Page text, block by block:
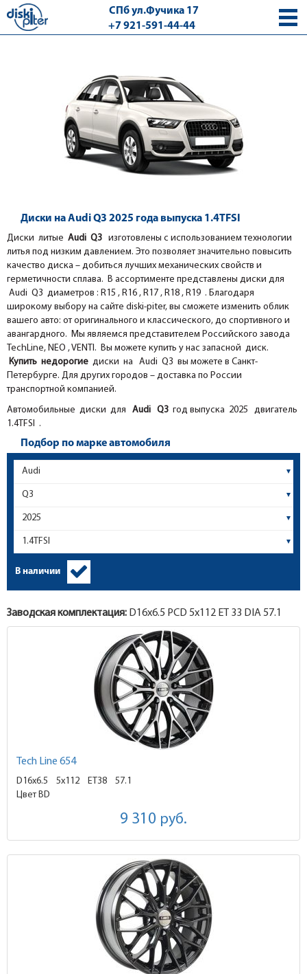
СПб ул.Фучика 17
+7 921-591-44-44
Диски на Audi Q3 2025 года выпуска 1.4TFSI
Диски литые Audi Q3 изготовлены с использованием технологии
литья под низким давлением. Это позволяет значительно повысить
качество диска – добиться лучших механических свойств и
герметичности сплава. В ассортименте представлены диски для
Audi Q3 диаметров : R15 , R16 , R17 , R18 , R19 . Благодаря
широкому выбору на сайте diski-piter, вы сможете изменить облик
вашего авто: от оригинального и классического, до спортивного и
авангардного. Мы являемся представителем Российского завода
TechLine, NEO , VENTI. Вы можете купить у нас запасной диск.
Купить недорогие диски на Audi Q3 вы можете в Санкт-
Петербурге. Для других городов – доставка по России
транспортной компанией.
Автомобильные диски для
Audi Q3 год выпуска 2025 двигатель
1.4TFSI .
Подбор по марке автомобиля
В наличии
Заводская комплектация: D16x6.5 PCD 5x112 ET 33 DIA 57.1
Tech Line 654
D16x6.5 5x112 ET38
57.1
Цвет BD
9 310 руб.